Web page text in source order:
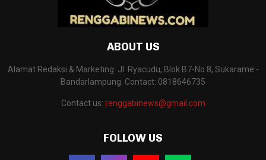
ABOUT US
Alamat Redaksi & Marketing: Jl. Ryacudu, Blok B7-No.8, Sukarame -
Bandarlampung. Contact: 0818646735
Contact us: renggabinews@gmail.com
FOLLOW US